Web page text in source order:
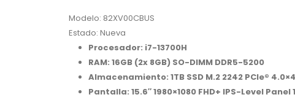
Modelo: 82XV00CBUS
Estado: Nueva
Procesador: i7-13700H
RAM: 16GB (2x 8GB) SO-DIMM DDR5-5200
Almacenamiento: 1TB SSD M.2 2242 PCIe®
Pantalla: 15.6″ 1980×1080 FHD+ IPS-Level Panel